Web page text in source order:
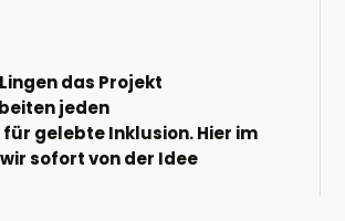
das Projekt
jeden
gelebte Inklusion. Hier im
sofort von der Idee